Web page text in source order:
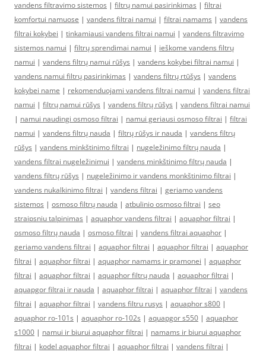
vandens filtravimo sistemos | filtrų namui pasirinkimas | filtrai
komfortui namuose | vandens filtrai namui | filtrai namams | vandens
filtrai kokybei | tinkamiausi vandens filtrai namui | vandens filtravimo
sistemos namui | filtrų sprendimai namui | ieškome vandens filtrų
namui | vandens filtrų namui rūšys | vandens kokybei filtrai namui |
vandens namui filtrų pasirinkimas | vandens filtrų rtūšys | vandens
kokybei name | rekomenduojami vandens filtrai namui | vandens filtrai
namui | filtrų namui rūšys | vandens filtrų rūšys | vandens filtrai namui
| namui naudingi osmoso filtrai | namui geriausi osmoso filtrai | filtrai
namui | vandens filtrų nauda | filtrų rūšys ir nauda | vandens filtrų
rūšys | vandens minkštinimo filtrai | nugeležinimo filtrų nauda |
vandens filtrai nugeležinimui | vandens minkštinimo filtrų nauda |
vandens filtrų rūšys | nugeležinimo ir vandens monkštinimo filtrai |
vandens nukalkinimo filtrai | vandens filtrai | geriamo vandens
sistemos | osmoso filtrų nauda | atbulinio osmoso filtrai | seo
straipsniu talpinimas | aquaphor vandens filtrai | aquaphor filtrai |
osmoso filtrų nauda | osmoso filtrai | vandens filtrai aquaphor |
geriamo vandens filtrai | aquaphor filtrai | aquaphor filtrai | aquaphor
filtrai | aquaphor filtrai | aquaphor namams ir pramonei | aquaphor
filtrai | aquaphor filtrai | aquaphor filtrų nauda | aquaphor filtrai |
aquapgor filtrai ir nauda | aquaphor filtrai | aquaphor filtrai | vandens
filtrai | aquaphor filtrai | vandens filtru rusys | aquaphor s800 |
aquaphor ro-101s | aquaphor ro-102s | aquapgor s550 | aquaphor
s1000 | namui ir biurui aquaphor filtrai | namams ir biurui aquaphor
filtrai | kodel aquaphor filtrai | aquaphor filtrai | vandens filtrai |